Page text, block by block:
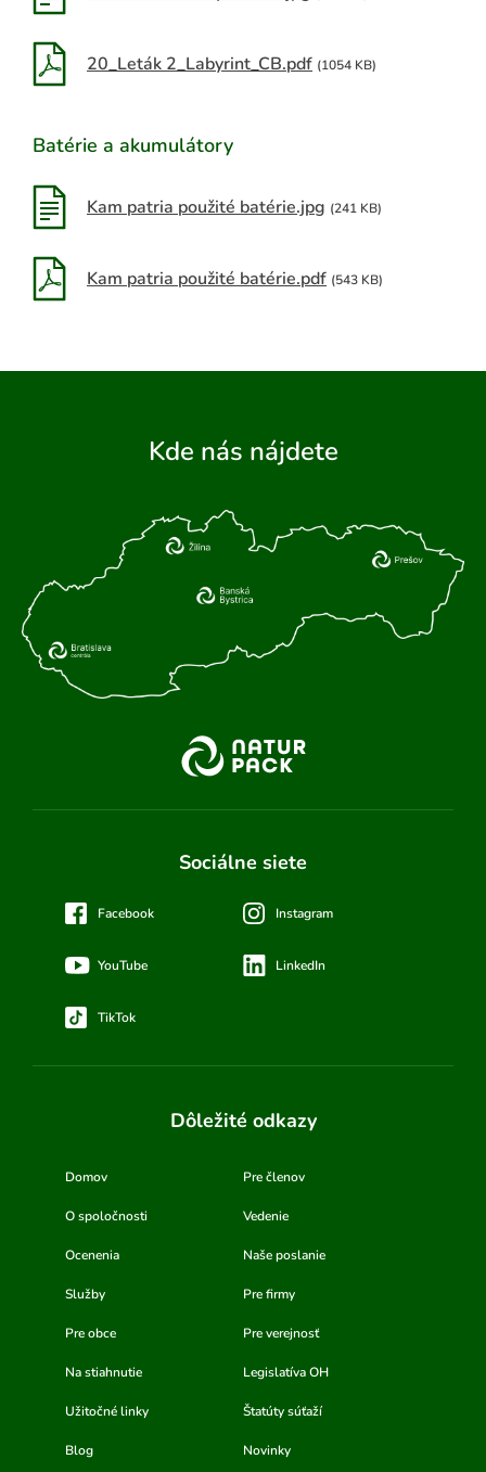
20_Leták 2_Labyrint_CB.pdf (1054 KB)
Batérie a akumulátory
Kam patria použité batérie.jpg (241 KB)
Kam patria použité batérie.pdf (543 KB)
Kde nás nájdete
Sociálne siete
Facebook Instagram
YouTube LinkedIn
TikTok
Dôležité odkazy
Domov Pre členov
O spoločnosti Vedenie
Ocenenia Naše poslanie
Služby Pre firmy
Pre obce Pre verejnosť
Na stiahnutie Legislatíva OH
Užitočné linky Štatúty súťaží
Blog Novinky